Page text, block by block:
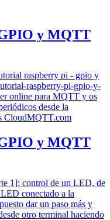
y MQTT
raspberry pi - gpio y
raspberry-pi-gpio-y-
online para MQTT y os
desde la
CloudMQTT.com
y MQTT
1]: control de un LED, de
conectado a la
dar un paso más y
otro terminal haciendo